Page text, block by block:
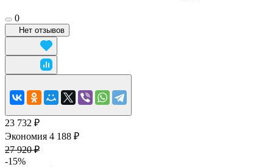
0
Нет отзывов
23 732 ₽
Экономия 4 188 ₽
27 920 ₽
-15%